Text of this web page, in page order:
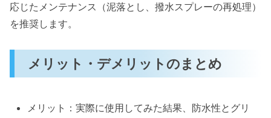
応じたメンテナンス（泥落とし、撥水スプレーの再処理）
を推奨します。
メリット・デメリットのまとめ
メリット：実際に使用してみた結果、防水性とグリ